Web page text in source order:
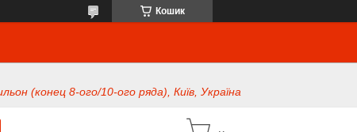
Кошик
(конец 8-ого/10-ого ряда), Київ, Україна